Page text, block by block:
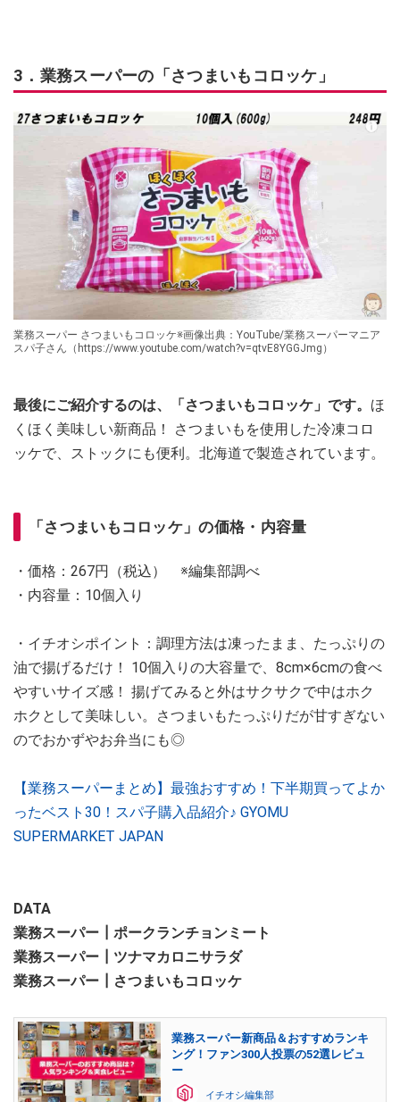
3．業務スーパーの「さつまいもコロッケ」
業務スーパー さつまいもコロッケ※画像出典：YouTube/業務スーパーマニア
スパ子さん（https://www.youtube.com/watch?v=qtvE8YGGJmg）
最後にご紹介するのは、「さつまいもコロッケ」です。 ほ
くほく美味しい新商品！ さつまいもを使用した冷凍コロ
ッケで、ストックにも便利。北海道で製造されています。
「さつまいもコロッケ」の価格・内容量
・価格：267円（税込） ※編集部調べ
・内容量：10個入り
・イチオシポイント：調理方法は凍ったまま、たっぷりの
油で揚げるだけ！ 10個入りの大容量で、8cm×6cmの食べ
やすいサイズ感！ 揚げてみると外はサクサクで中はホク
ホクとして美味しい。さつまいもたっぷりだが甘すぎない
のでおかずやお弁当にも◎
【業務スーパーまとめ】最強おすすめ！下半期買ってよか
ったベスト30！スパ子購入品紹介♪ GYOMU
SUPERMARKET JAPAN
DATA
業務スーパー┃ポークランチョンミート
業務スーパー┃ツナマカロニサラダ
業務スーパー┃さつまいもコロッケ
業務スーパー新商品＆おすすめランキ
ング！ファン300人投票の52選レビュ
ー
イチオシ編集部